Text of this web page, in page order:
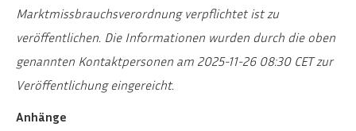
Marktmissbrauchsverordnung verpflichtet ist zu
veröffentlichen. Die Informationen wurden durch die oben
genannten Kontaktpersonen am 2025-11-26 08:30 CET zur
Veröffentlichung eingereicht.
Anhänge